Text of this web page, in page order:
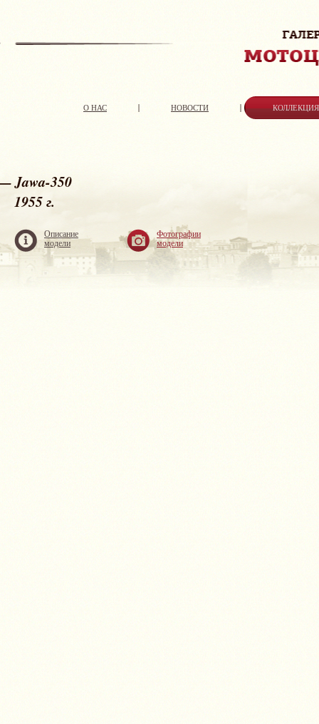
О НАС НОВОСТИ
Jawa-350
1955 г.
Описание
модели
Фотографии
модели